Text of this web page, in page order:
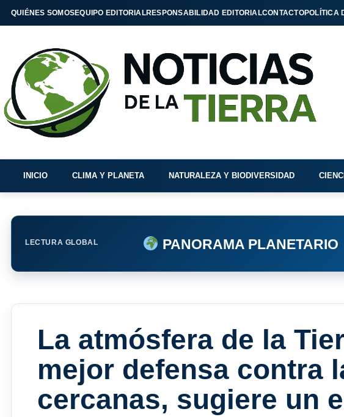
QUIÉNES SOMOSEQUIPO EDITORIALRESPONSABILIDAD EDITORIALCONTACTOPOLÍTICA
INICIO CLIMA Y PLANETA NATURALEZA Y BIODIVERSIDAD
LECTURA GLOBAL PANORAMA PLANETARIO
La atmósfera de la
mejor defensa contra
cercanas, sugiere un